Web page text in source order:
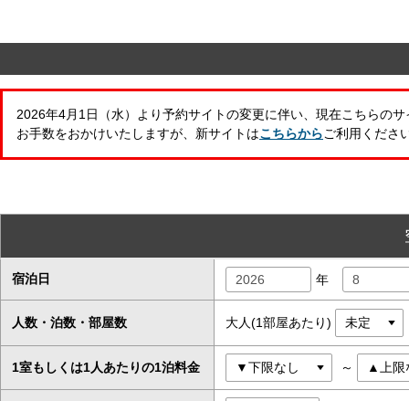
2026年4月1日（水）より予約サイトの変更に伴い、現在こちらの
お手数をおかけいたしますが、新サイトはこちらからご利用くださ
宿泊日 年
人数・泊数・部屋数 大人(1部屋あたり)
1室もしくは1人あたりの1泊料金 ～